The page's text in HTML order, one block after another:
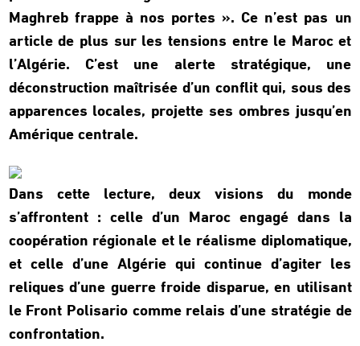
Maghreb frappe à nos portes ». Ce n’est pas un
article de plus sur les tensions entre le Maroc et
l’Algérie. C’est une alerte stratégique, une
déconstruction maîtrisée d’un conflit qui, sous des
apparences locales, projette ses ombres jusqu’en
Amérique centrale.
Dans cette lecture, deux visions du monde
s’affrontent : celle d’un Maroc engagé dans la
coopération régionale et le réalisme diplomatique,
et celle d’une Algérie qui continue d’agiter les
reliques d’une guerre froide disparue, en utilisant
le Front Polisario comme relais d’une stratégie de
confrontation.